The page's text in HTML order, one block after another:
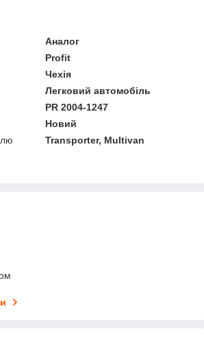
Аналог
Profit
Чехія
Легковий автомобіль
PR 2004-1247
Новий
Transporter, Multivan